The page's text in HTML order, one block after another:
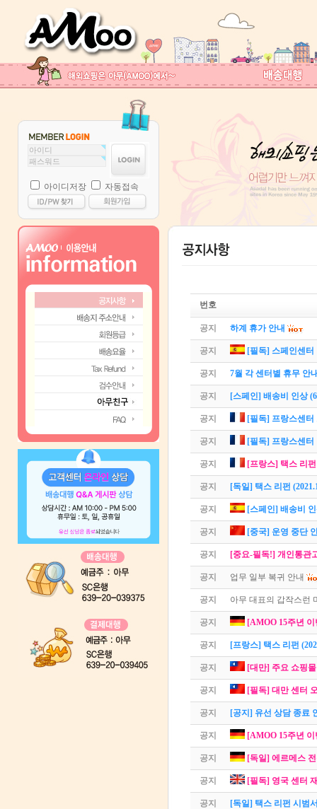
아이디저장 자동접속
번호
공지 하계 휴가 안내
공지 [필독] 스페인센터
공지 7월 각 센터별 휴무 안
공지 [스페인] 배송비 인상
공지 [필독] 프랑스센
공지 [필독] 프랑스센터
공지 [프랑스] 택스 리
공지 [독일] 택스 리펀
공지 [스페인] 배송비
공지 [중국] 운영 중단
공지 [중요-필독!] 개인통관
공지 업무 일부 복귀 안내
공지 아무 대표의 갑작스런
공지 [AMOO 15주년
공지 [프랑스] 택스 리펀
공지 [대만] 주요 쇼핑
공지 [필독] 대만 센터
공지 [공지] 유선 상담 종료
공지 [AMOO 15주년
공지 [독일] 에르메스
공지 [필독] 영국 센터
공지 [독일] 택스 리펀 시범